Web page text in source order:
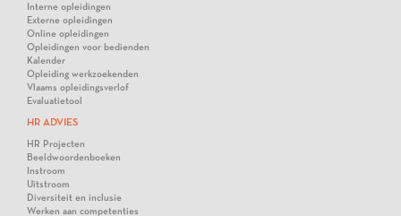
Interne opleidingen
Externe opleidingen
Online opleidingen
Opleidingen voor bedienden
Kalender
Opleiding werkzoekenden
Vlaams opleidingsverlof
Evaluatietool
HR ADVIES
HR Projecten
Beeldwoordenboeken
Instroom
Uitstroom
Diversiteit en inclusie
Werken aan competenties